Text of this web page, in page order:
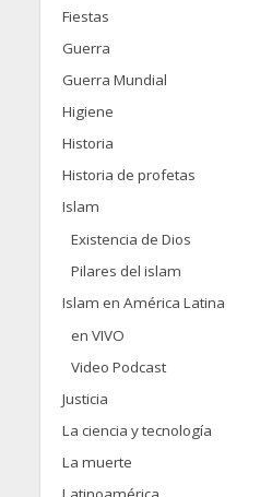
Fiestas
Guerra
Guerra Mundial
Higiene
Historia
Historia de profetas
Islam
Existencia de Dios
Pilares del islam
Islam en América Latina
en VIVO
Video Podcast
Justicia
La ciencia y tecnología
La muerte